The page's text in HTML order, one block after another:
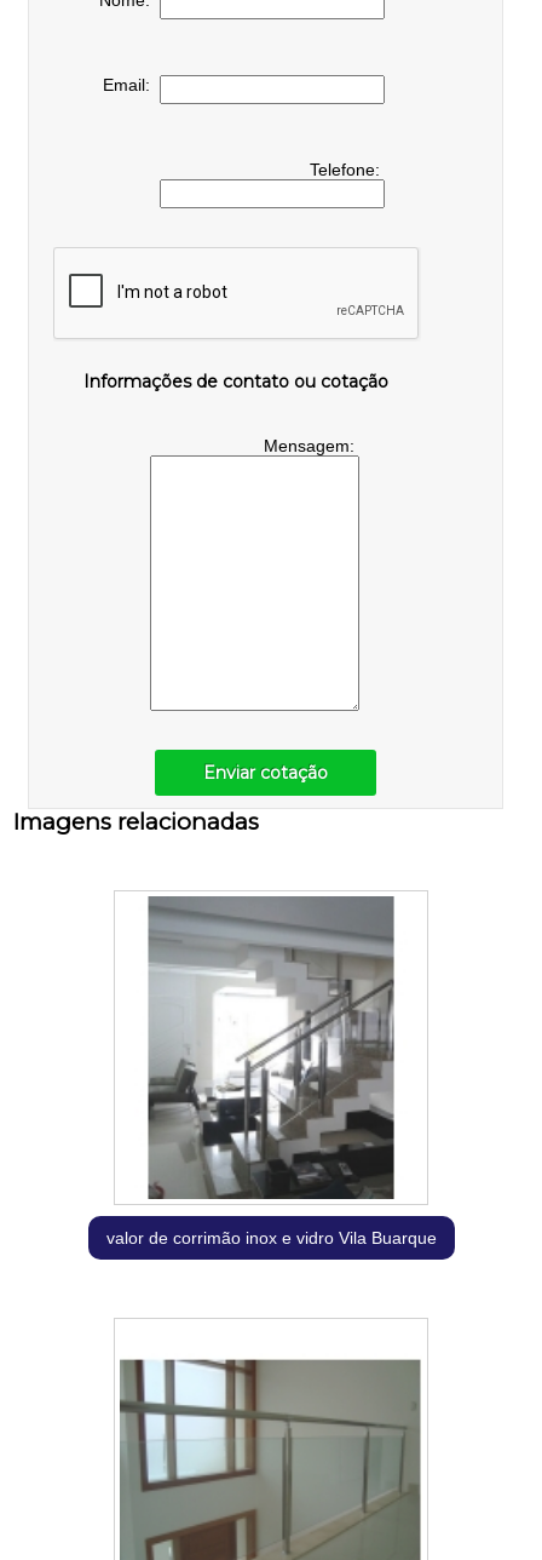
Email:
Telefone:
Informações de contato ou cotação
Mensagem:
Enviar cotação
Imagens relacionadas
valor de corrimão inox e vidro Vila Buarque